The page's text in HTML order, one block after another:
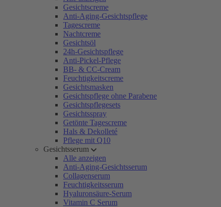
Gesichtscreme
Anti-Aging-Gesichtspflege
Tagescreme
Nachtcreme
Gesichtsöl
24h-Gesichtspflege
Anti-Pickel-Pflege
BB- & CC-Cream
Feuchtigkeitscreme
Gesichtsmasken
Gesichtspflege ohne Parabene
Gesichtspflegesets
Gesichtsspray
Getönte Tagescreme
Hals & Dekolleté
Pflege mit Q10
Gesichtsserum
Alle anzeigen
Anti-Aging-Gesichtsserum
Collagenserum
Feuchtigkeitsserum
Hyaluronsäure-Serum
Vitamin C Serum